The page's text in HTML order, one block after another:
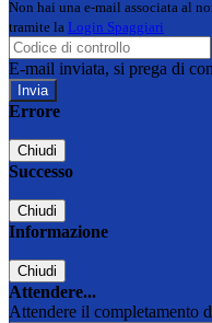
Non hai una e-mail associata al
tramite la Login Spaggiari
E-mail inviata, si prega di
Errore
Chiudi
Successo
Chiudi
Informazione
Chiudi
Attendere...
Attendere il completamento